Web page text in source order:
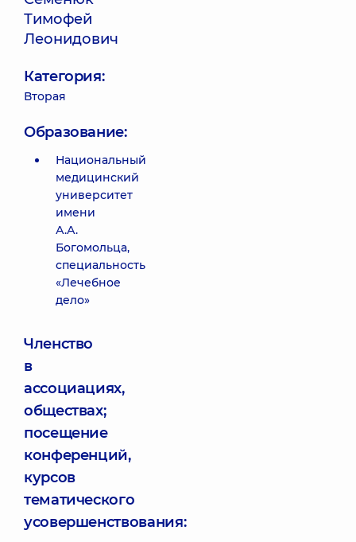
Тимофей
Леонидович
Категория:
Вторая
Образование:
Национальный
медицинский
университет
имени
А.А.
Богомольца,
специальность
«Лечебное
дело»
Членство
в
ассоциациях,
обществах;
посещение
конференций,
курсов
тематического
усовершенствования: